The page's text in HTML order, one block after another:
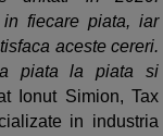
in fiecare piata, iar
aceste cereri.
piata la piata si
Ionut Simion, Tax
in industria